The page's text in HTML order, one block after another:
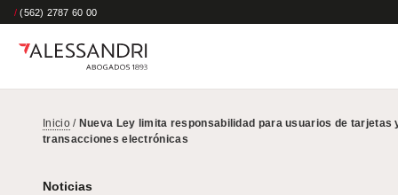
/ (562) 2787 60 00
Inicio/ Nueva Ley limita responsabilidad para usuarios de tarjetas
transacciones electrónicas
Noticias